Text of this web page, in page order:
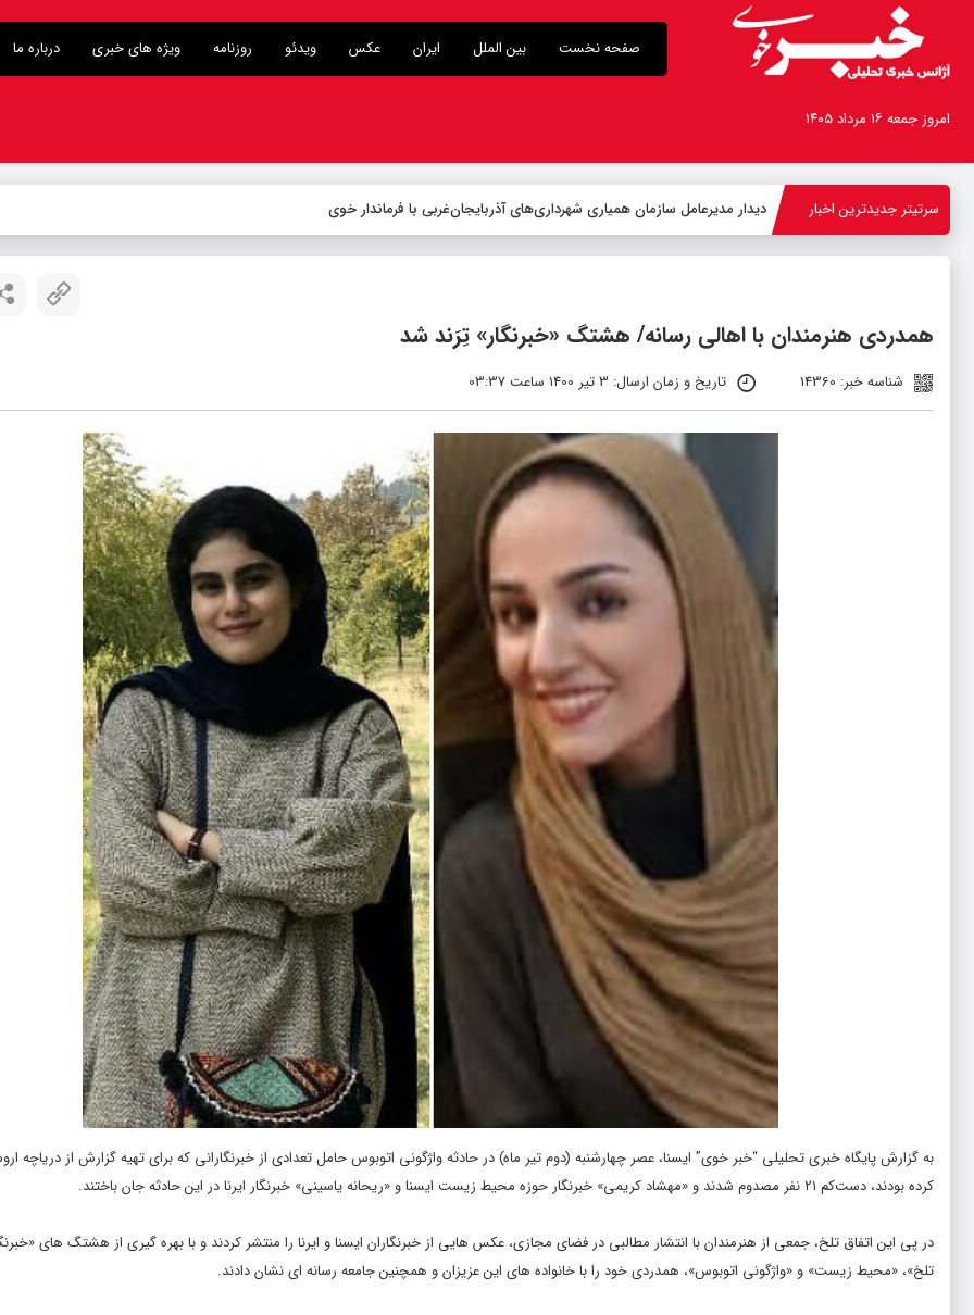
صفحه نخست بین الملل ایران عکس ویدئو روزنامه ویژه های خبری درباره ما
امروز جمعه ۱۶ مرداد ۱۴۰۵
سرتیتر جدیدترین اخبار ب_
همدردی هنرمندان با اهالی رسانه/ هشتگ «خبرنگار» تِرَند شد
شناسه خبر: 14360 تاریخ و زمان ارسال: 3 تیر 1400 ساعت 03:37
به گزارش پایگاه خبری تحلیلی “خبر خوی” ایسنا، عصر چهارشنبه (دوم تیر ماه) در حادثه واژگونی اتوبوس حامل تعدادی از خبرنگارانی که برای تهیه گزارش از دریاچه
کرده بودند، دست‌کم ۲۱ نفر مصدوم شدند و «مهشاد کریمی» خبرنگار حوزه محیط زیست ایسنا و «ریحانه یاسینی» خبرنگار ایرنا در این حادثه جان باختند.
در پی این اتفاق تلخ، جمعی از هنرمندان با انتشار مطالبی در فضای مجازی، عکس هایی از خبرنگاران ایسنا و ایرنا را منتشر کردند و با بهره گیری از هشتگ های
تلخ»، «محیط زیست» و «واژگونی اتوبوس»، همدردی خود را با خانواده های این عزیزان و همچنین جامعه رسانه ای نشان دادند.